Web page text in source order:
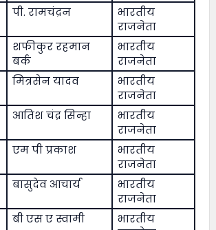
पी. रामचंद्रन
भारतीय
राजनेता
शफीकुर रहमान
बर्क
भारतीय
राजनेता
मित्रसेन यादव
भारतीय
राजनेता
आतिश चंद्र सिन्हा
भारतीय
राजनेता
एम पी प्रकाश
भारतीय
राजनेता
बासुदेव आचार्य
भारतीय
राजनेता
बी एस ए स्वामी
भारतीय